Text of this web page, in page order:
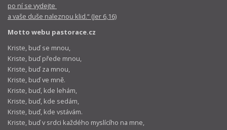
po ní se vydejte
a vaše duše naleznou klid.“ (Jer 6,16)
Motto webu pastorace.cz
Kriste, buď se mnou,
Kriste, buď přede mnou,
Kriste, buď za mnou,
Kriste, buď ve mně.
Kriste, buď, kde lehám,
Kriste, buď, kde sedám,
Kriste, buď, kde vstávám.
Kriste, buď v srdci každého myslícího na mne,